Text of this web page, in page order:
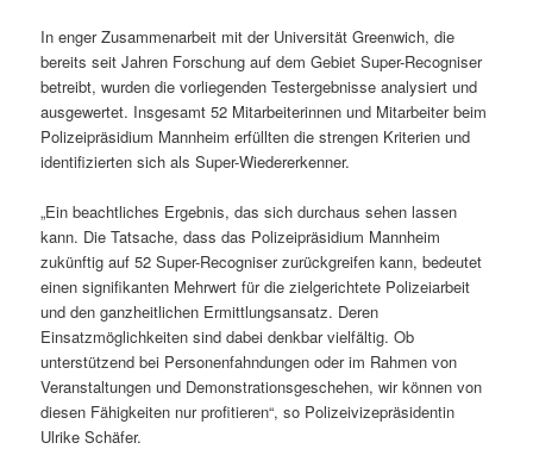
In enger Zusammenarbeit mit der Universität Greenwich, die
bereits seit Jahren Forschung auf dem Gebiet Super-Recogniser
betreibt, wurden die vorliegenden Testergebnisse analysiert und
ausgewertet. Insgesamt 52 Mitarbeiterinnen und Mitarbeiter beim
Polizeipräsidium Mannheim erfüllten die strengen Kriterien und
identifizierten sich als Super-Wiedererkenner.
„Ein beachtliches Ergebnis, das sich durchaus sehen lassen
kann. Die Tatsache, dass das Polizeipräsidium Mannheim
zukünftig auf 52 Super-Recogniser zurückgreifen kann, bedeutet
einen signifikanten Mehrwert für die zielgerichtete Polizeiarbeit
und den ganzheitlichen Ermittlungsansatz. Deren
Einsatzmöglichkeiten sind dabei denkbar vielfältig. Ob
unterstützend bei Personenfahndungen oder im Rahmen von
Veranstaltungen und Demonstrationsgeschehen, wir können von
diesen Fähigkeiten nur profitieren“, so Polizeivizepräsidentin
Ulrike Schäfer.